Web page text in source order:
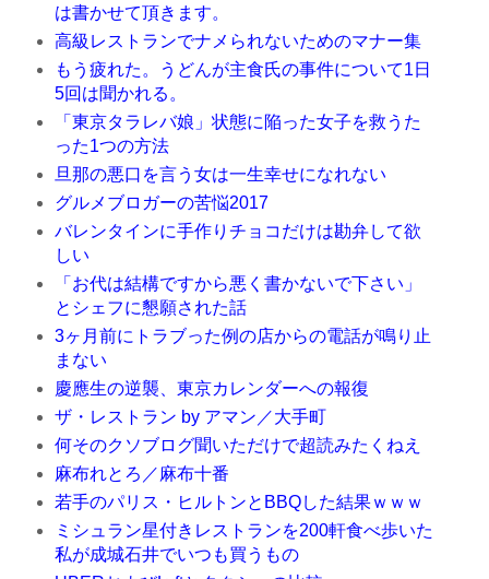
は書かせて頂きます。
高級レストランでナメられないためのマナー集
もう疲れた。うどんが主食氏の事件について1日
5回は聞かれる。
「東京タラレバ娘」状態に陥った女子を救うた
った1つの方法
旦那の悪口を言う女は一生幸せになれない
グルメブロガーの苦悩2017
バレンタインに手作りチョコだけは勘弁して欲
しい
「お代は結構ですから悪く書かないで下さい」
とシェフに懇願された話
3ヶ月前にトラブった例の店からの電話が鳴り止
まない
慶應生の逆襲、東京カレンダーへの報復
ザ・レストラン by アマン／大手町
何そのクソブログ聞いただけで超読みたくねえ
麻布れとろ／麻布十番
若手のパリス・ヒルトンとBBQした結果ｗｗｗ
ミシュラン星付きレストランを200軒食べ歩いた
私が成城石井でいつも買うもの